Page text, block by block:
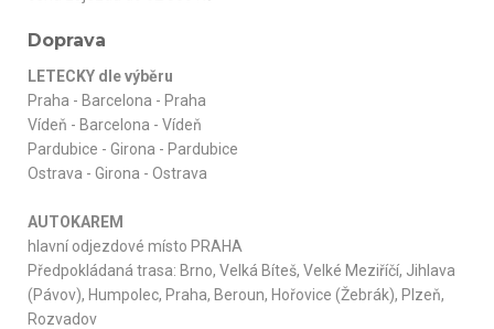
Doprava
LETECKY dle výběru
Praha - Barcelona - Praha
Vídeň - Barcelona - Vídeň
Pardubice - Girona - Pardubice
Ostrava - Girona - Ostrava
AUTOKAREM
hlavní odjezdové místo PRAHA
Předpokládaná trasa: Brno, Velká Bíteš, Velké Meziříčí, Jihlava
(Pávov), Humpolec, Praha, Beroun, Hořovice (Žebrák), Plzeň,
Rozvadov